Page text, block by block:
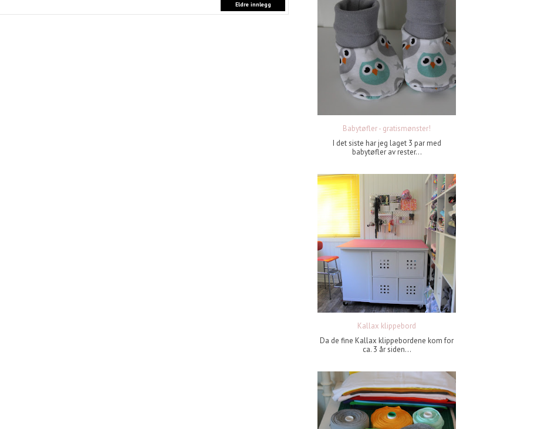
Eldre innlegg
Babytøfler - gratismønster!
I det siste har jeg laget 3 par med
babytøfler av rester...
Kallax klippebord
Da de fine Kallax klippebordene kom for
ca. 3 år siden...